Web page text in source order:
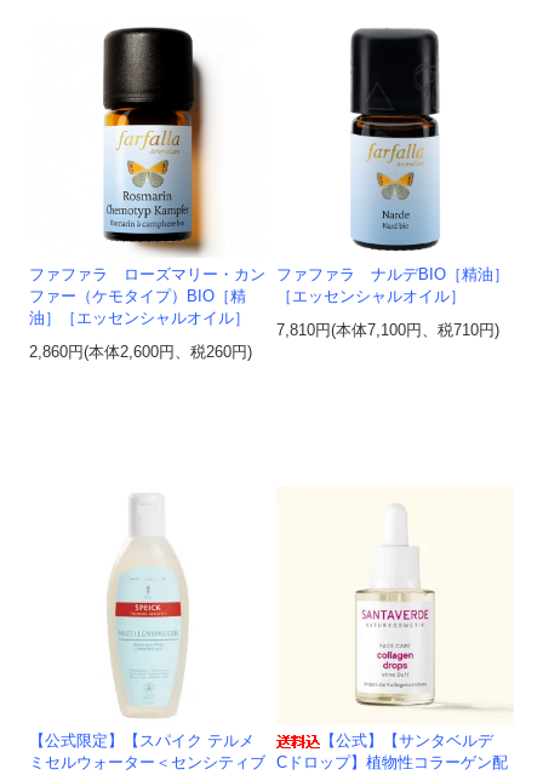
ファファラ ローズマリー・カン
ファー（ケモタイプ）BIO［精
油］［エッセンシャルオイル］
2,860円(本体2,600円、税260円)
ファファラ ナルデBIO［精油］
［エッセンシャルオイル］
7,810円(本体7,100円、税710円)
【公式限定】【スパイク テルメ
ミセルウォーター＜センシティブ
【公式】【サンタベルデ
Cドロップ】植物性コラーゲン配